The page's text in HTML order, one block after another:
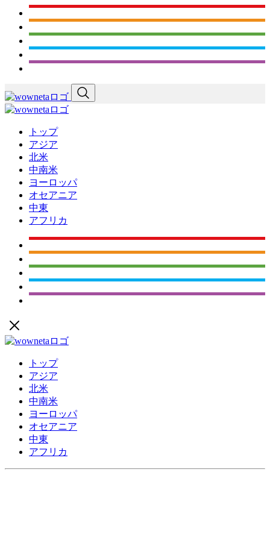
トップ
アジア
北米
中南米
ヨーロッパ
オセアニア
中東
アフリカ
トップ
アジア
北米
中南米
ヨーロッパ
オセアニア
中東
アフリカ